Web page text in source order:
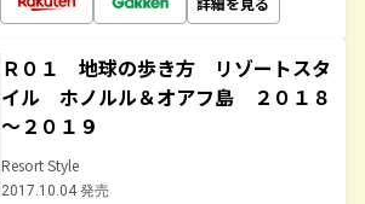
Ｒ０１ 地球の歩き方 リゾートスタ
イル ホノルル＆オアフ島 ２０１８
～２０１９
Resort Style
2017.10.04 発売